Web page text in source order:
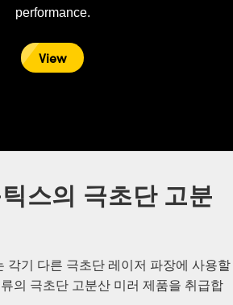
performance.
View
스의 극초단 고분
각기 다른 극초단 레이저 파장에 사용할
의 극초단 고분산 미러 제품을 취급합